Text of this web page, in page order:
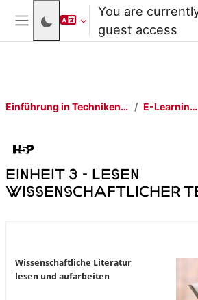
Skip to main contentYou are
guest access
Einführung in Techniken des wissenschaftlichen Arbeitens E-Learning-Elemente ansehen
EINHEIT 3 - Lesen
wissenschaftlicher